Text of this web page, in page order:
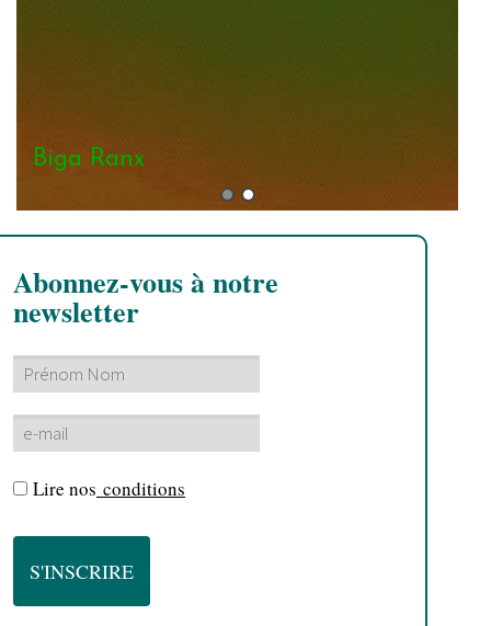
Biga Ranx
Abonnez-vous à notre
newsletter
Lire nos conditions